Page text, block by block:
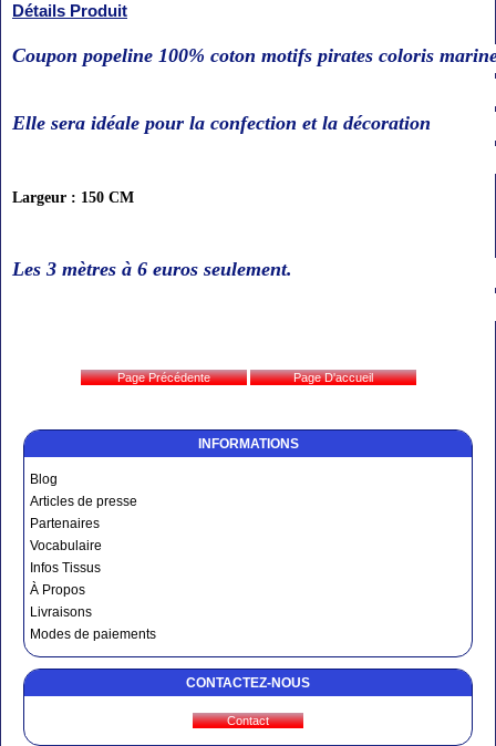
INFORMATIONS
Blog
Articles de presse
Partenaires
Vocabulaire
Infos Tissus
À Propos
Livraisons
Modes de paiements
CONTACTEZ-NOUS
Détails Produit
Coupon popeline 100% coton motifs pirates coloris
Elle sera idéale pour la confection et la décoration
Largeur : 150 CM
Les 3 mètres à 6 euros seulement.